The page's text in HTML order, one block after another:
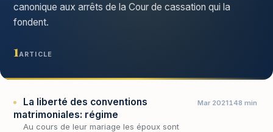
canonique aux arrêts de la Cour de cassation qui la
fondent.
1 ARTICLE
La liberté des conventions
matrimoniales: régime
Au cours de leur mariage les époux sont
Mar 2021148 min